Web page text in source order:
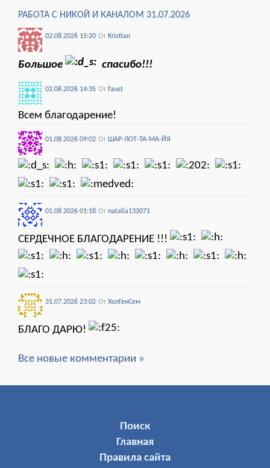
РАБОТА С НИКОЙ И КАНАЛОМ 31.07.2026
02.08.2026 15:20 От Kristian
Большое спасибо!!!
02.08.2026 14:35 От faust
Всем благодарение!
01.08.2026 09:02 От ШАР-ЛОТ-ТА-МА-ЙЯ
01.08.2026 01:18 От natalia133071
СЕРДЕЧНОЕ БЛАГОДАРЕНИЕ !!!
31.07.2026 23:02 От ХолГенСем
БЛАГО ДАРЮ!
Все новые комментарии »
Поиск
Главная
Правила сайта